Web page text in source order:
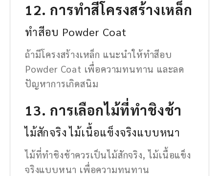
12. การทำสีโครงสร้างเหล็ก
ทำสีอบ Powder Coat
ถ้ามีโครงสร้างเหล็ก แนะนำให้ทำสีอบ
Powder Coat เพื่อความทนทาน และลด
ปัญหาการเกิดสนิม
13. การเลือกไม้ที่ทำชิงช้า
ไม้สักจริง ไม้เนื้อแข็งจริงแบบหนา
ไม้ที่ทำชิงช้าควรเป็นไม้สักจริง, ไม้เนื้อแข็ง
จริงแบบหนา เพื่อความทนทาน